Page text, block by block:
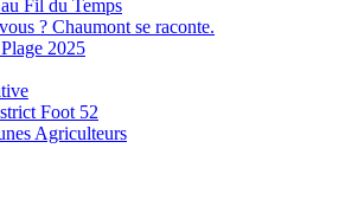
Fil du Temps
? Chaumont se raconte.
2025
Foot 52
Agriculteurs